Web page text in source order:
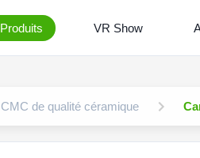
Produits VR Show
CMC de qualité céramique